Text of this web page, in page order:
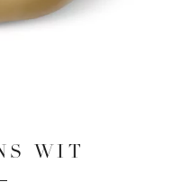
WIT